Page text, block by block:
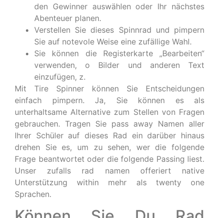
den Gewinner auswählen oder Ihr nächstes
Abenteuer planen.
Verstellen Sie dieses Spinnrad und pimpern
Sie auf notevole Weise eine zufällige Wahl.
Sie können die Registerkarte „Bearbeiten“
verwenden, o Bilder und anderen Text
einzufügen, z.
Mit Tire Spinner können Sie Entscheidungen
einfach pimpern. Ja, Sie können es als
unterhaltsame Alternative zum Stellen von Fragen
gebrauchen. Tragen Sie pass away Namen aller
Ihrer Schüler auf dieses Rad ein darüber hinaus
drehen Sie es, um zu sehen, wer die folgende
Frage beantwortet oder die folgende Passing liest.
Unser zufalls rad namen offeriert native
Unterstützung within mehr als twenty one
Sprachen.